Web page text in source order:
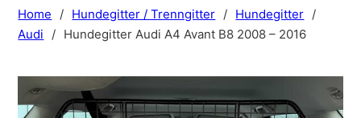
Home / Hundegitter / Trenngitter / Hundegitter /
Audi
/ Hundegitter Audi A4 Avant B8 2008 – 2016